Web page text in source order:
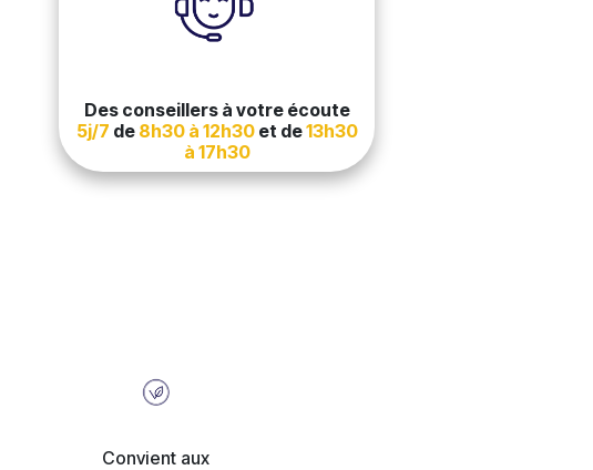
Des conseillers à votre écoute
5j/7 de 8h30 à 12h30et de13h30
à 17h30
Convient aux